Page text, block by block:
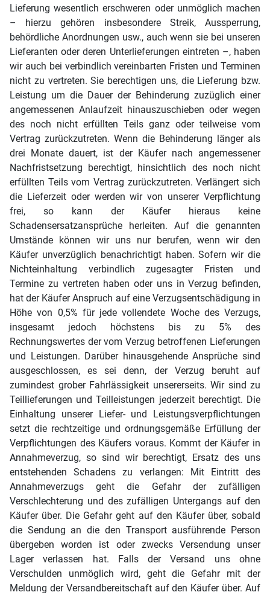
Lieferung wesentlich erschweren oder unmöglich machen
– hierzu gehören insbesondere Streik, Aussperrung,
behördliche Anordnungen usw., auch wenn sie bei unseren
Lieferanten oder deren Unterlieferungen eintreten –, haben
wir auch bei verbindlich vereinbarten Fristen und Terminen
nicht zu vertreten. Sie berechtigen uns, die Lieferung bzw.
Leistung um die Dauer der Behinderung zuzüglich einer
angemessenen Anlaufzeit hinauszuschieben oder wegen
des noch nicht erfüllten Teils ganz oder teilweise vom
Vertrag zurückzutreten. Wenn die Behinderung länger als
drei Monate dauert, ist der Käufer nach angemessener
Nachfristsetzung berechtigt, hinsichtlich des noch nicht
erfüllten Teils vom Vertrag zurückzutreten. Verlängert sich
die Lieferzeit oder werden wir von unserer Verpflichtung
frei, so kann der Käufer hieraus keine
Schadensersatzansprüche herleiten. Auf die genannten
Umstände können wir uns nur berufen, wenn wir den
Käufer unverzüglich benachrichtigt haben. Sofern wir die
Nichteinhaltung verbindlich zugesagter Fristen und
Termine zu vertreten haben oder uns in Verzug befinden,
hat der Käufer Anspruch auf eine Verzugsentschädigung in
Höhe von 0,5% für jede vollendete Woche des Verzugs,
insgesamt jedoch höchstens bis zu 5% des
Rechnungswertes der vom Verzug betroffenen Lieferungen
und Leistungen. Darüber hinausgehende Ansprüche sind
ausgeschlossen, es sei denn, der Verzug beruht auf
zumindest grober Fahrlässigkeit unsererseits. Wir sind zu
Teillieferungen und Teilleistungen jederzeit berechtigt. Die
Einhaltung unserer Liefer- und Leistungsverpflichtungen
setzt die rechtzeitige und ordnungsgemäße Erfüllung der
Verpflichtungen des Käufers voraus. Kommt der Käufer in
Annahmeverzug, so sind wir berechtigt, Ersatz des uns
entstehenden Schadens zu verlangen: Mit Eintritt des
Annahmeverzugs geht die Gefahr der zufälligen
Verschlechterung und des zufälligen Untergangs auf den
Käufer über. Die Gefahr geht auf den Käufer über, sobald
die Sendung an die den Transport ausführende Person
übergeben worden ist oder zwecks Versendung unser
Lager verlassen hat. Falls der Versand uns ohne
Verschulden unmöglich wird, geht die Gefahr mit der
Meldung der Versandbereitschaft auf den Käufer über. Auf